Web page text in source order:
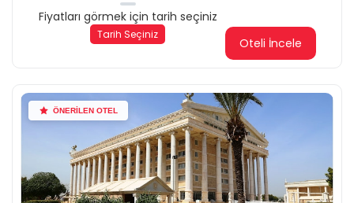
Fiyatları görmek için tarih seçiniz
Tarih Seçiniz
Oteli İncele
ÖNERİLEN OTEL